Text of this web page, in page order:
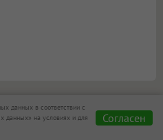
становятся
img] будет
i
данных в соответствии с
данных» на условиях и для
Согласен